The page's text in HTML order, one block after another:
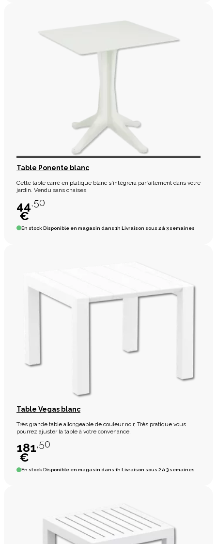
Table Ponente blanc
Cette table carré en platique blanc s'intégrera parfaitement dans votre
jardin. Vendu sans chaises.
44,50
€
En stockDisponible en magasin dans 1h Livraison sous 2 à 3 semaines
Table Vegas blanc
Très grande table allongeable de couleur noir, Très pratique vous
pourrez ajuster la table à votre convenance.
181,50
€
En stockDisponible en magasin dans 1h Livraison sous 2 à 3 semaines